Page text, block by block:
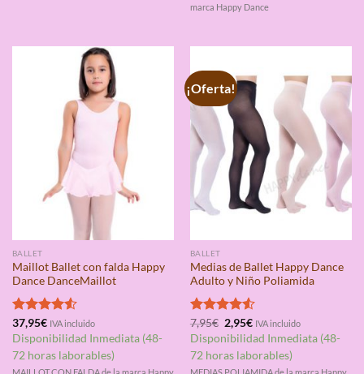
marca Happy Dance
BALLET
Maillot Ballet con falda Happy
Dance DanceMaillot
Valorado
con4.50
de 5
37,95€ IVA incluido
Disponibilidad Inmediata (48-
72 horas laborables)
¡Oferta!
BALLET
Medias de Ballet Happy Dance
Adulto y Niño Poliamida
Valorado
con4.50
de 5
7,95€ El
precio
original
era:
2,95€El
precio
actual
es:
IVA incluido
Disponibilidad Inmediata (48-
72 horas laborables)